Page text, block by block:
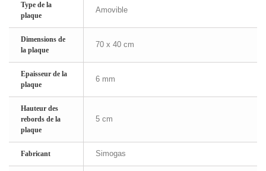
Type de la
plaque
Amovible
Dimensions de
la plaque
70 x 40 cm
Epaisseur de la
plaque
6 mm
Hauteur des
rebords de la
plaque
5 cm
Fabricant Simogas